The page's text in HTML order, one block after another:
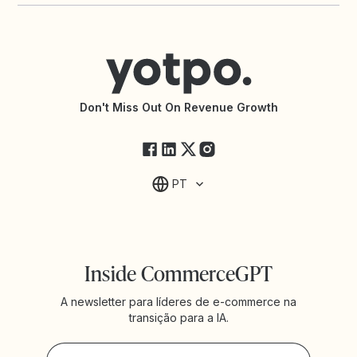
App de Avaliações para Shopify
Declaração de Acessibilidade
Documentação da API
Changelog da API
Status da YotpoDon't Miss Out On Revenue Growth
PT
Inside CommerceGPT
A newsletter para líderes de e-commerce na
transição para a IA.